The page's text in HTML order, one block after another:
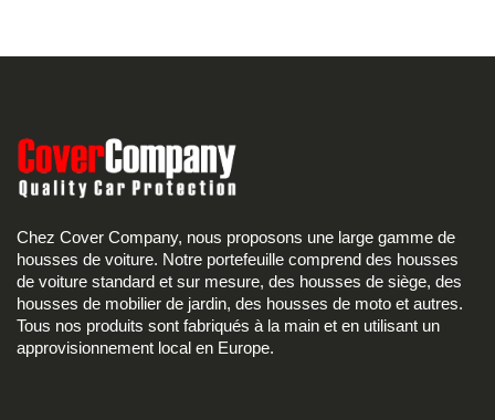
Chez Cover Company, nous proposons une large gamme de
housses de voiture. Notre portefeuille comprend des housses
de voiture standard et sur mesure, des housses de siège, des
housses de mobilier de jardin, des housses de moto et autres.
Tous nos produits sont fabriqués à la main et en utilisant un
approvisionnement local en Europe.